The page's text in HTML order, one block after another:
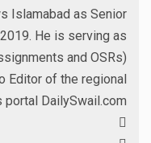
Islamabad as Senior
He is serving as
and OSRs)
Editor of the regional
portal DailySwail.com